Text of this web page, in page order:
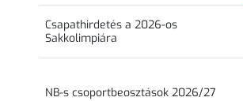
Csapathirdetés a 2026-os
Sakkolimpiára
NB-s csoportbeosztások 2026/27